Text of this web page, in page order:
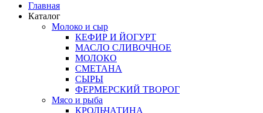
Главная
Каталог
Молоко и сыр
КЕФИР И ЙОГУРТ
МАСЛО СЛИВОЧНОЕ
МОЛОКО
СМЕТАНА
СЫРЫ
ФЕРМЕРСКИЙ ТВОРОГ
Мясо и рыба
КРОЛЬЧАТИНА